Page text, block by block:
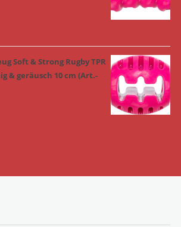
Soft & Strong Rugby TPR
& geräusch 10 cm (Art.-